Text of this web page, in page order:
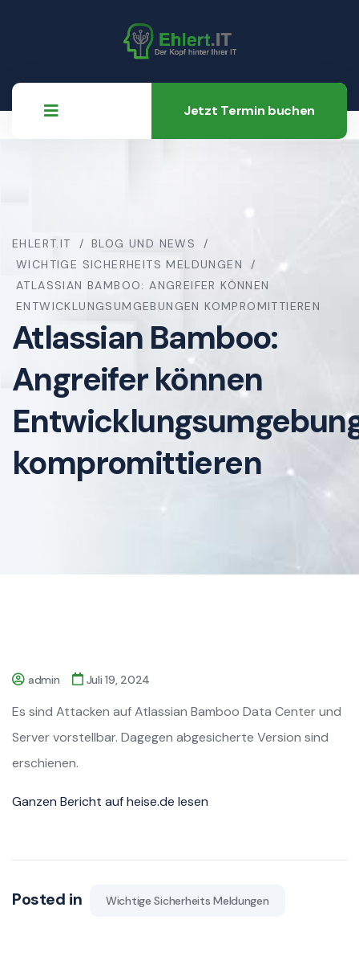
Jetzt Termin buchen
EHLERT.IT
BLOG UND NEWS
WICHTIGE SICHERHEITS MELDUNGEN
ATLASSIAN BAMBOO: ANGREIFER KÖNNEN
ENTWICKLUNGSUMGEBUNGEN KOMPROMITTIEREN
Atlassian Bamboo:
Angreifer können
kompromittieren
admin Juli 19, 2024
Es sind Attacken auf Atlassian Bamboo Data Center und
Server vorstellbar. Dagegen abgesicherte Version sind
erschienen.
Ganzen Bericht auf heise.de lesen
Posted in Wichtige Sicherheits Meldungen